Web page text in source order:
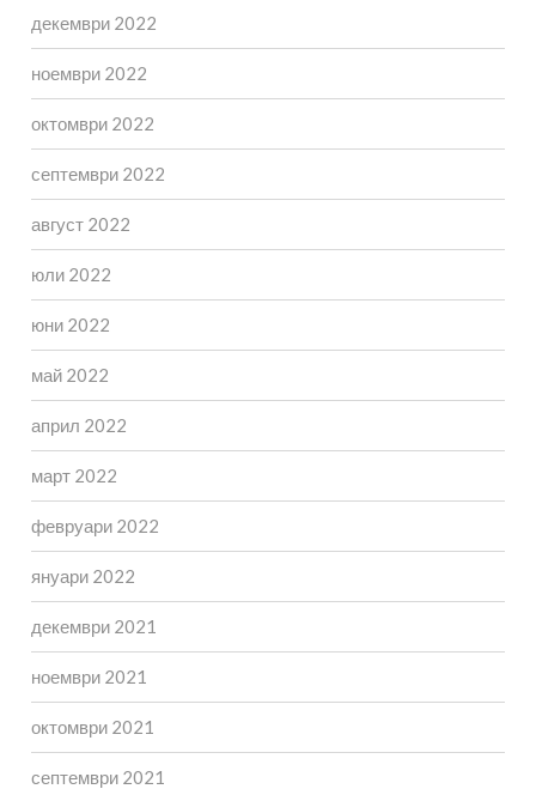
декември 2022
ноември 2022
октомври 2022
септември 2022
август 2022
юли 2022
юни 2022
май 2022
април 2022
март 2022
февруари 2022
януари 2022
декември 2021
ноември 2021
октомври 2021
септември 2021